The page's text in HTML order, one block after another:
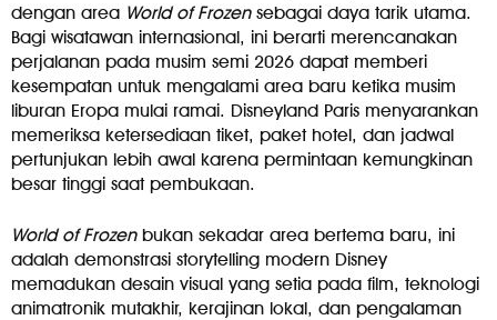
dengan area World of Frozensebagai daya tarik utama.
Bagi wisatawan internasional, ini berarti merencanakan
perjalanan pada musim semi 2026 dapat memberi
kesempatan untuk mengalami area baru ketika musim
liburan Eropa mulai ramai. Disneyland Paris menyarankan
memeriksa ketersediaan tiket, paket hotel, dan jadwal
pertunjukan lebih awal karena permintaan kemungkinan
besar tinggi saat pembukaan.
World of Frozenbukan sekadar area bertema baru, ini
adalah demonstrasi storytelling modern Disney
memadukan desain visual yang setia pada film, teknologi
animatronik mutakhir, kerajinan lokal, dan pengalaman